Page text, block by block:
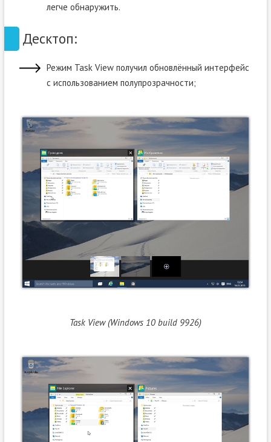
легче обнаружить.
Десктоп:
Режим Task View получил обновлённый интерфейс
с использованием полупрозрачности;
Task View (Windows 10 build 9926)